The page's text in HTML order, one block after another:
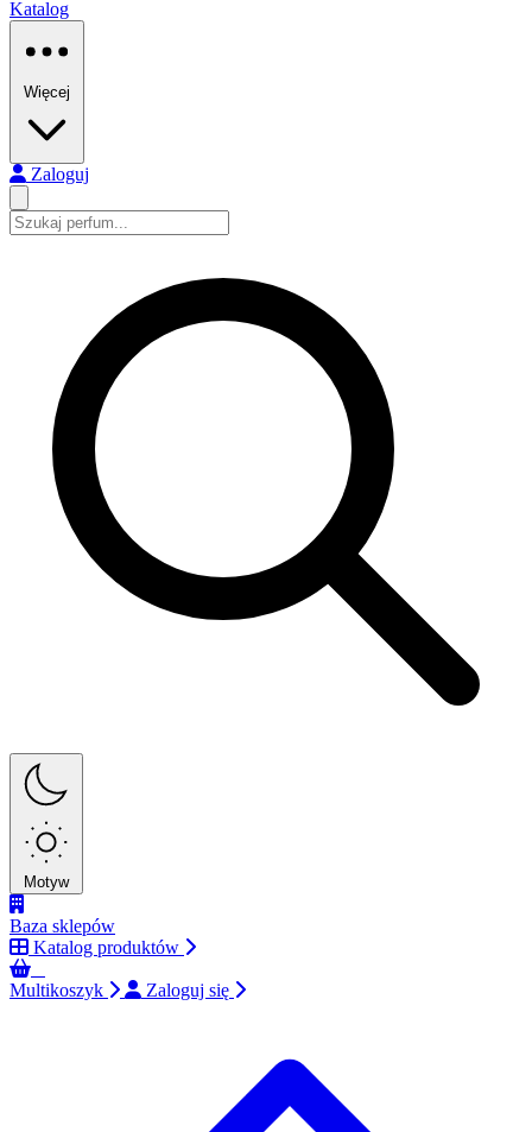
Katalog
Więcej
Zaloguj
Motyw
Baza sklepów
Katalog produktów
Multikoszyk
Zaloguj się